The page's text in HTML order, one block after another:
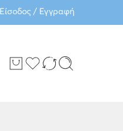
Είσοδος / Εγγραφή